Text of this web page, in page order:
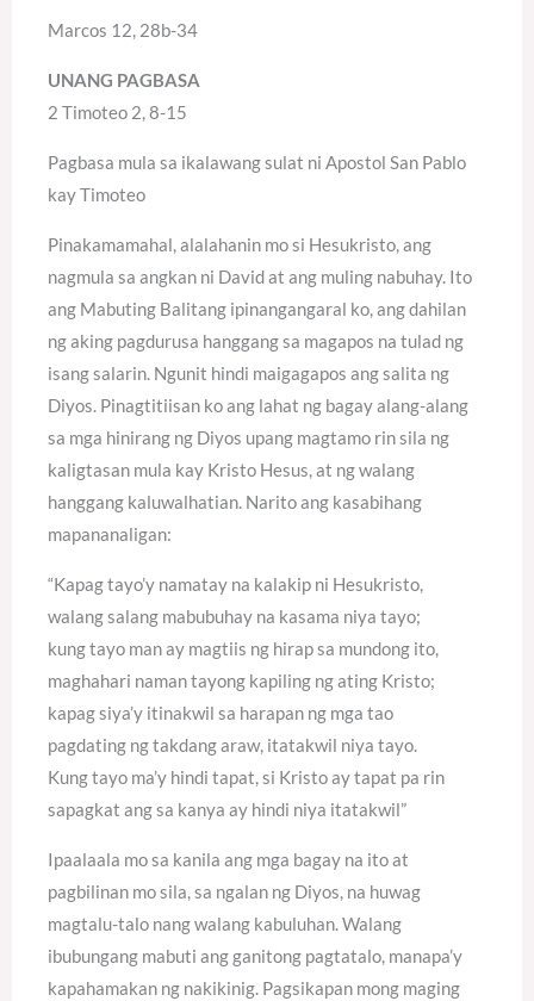
Marcos 12, 28b-34
UNANG PAGBASA
2 Timoteo 2, 8-15
Pagbasa mula sa ikalawang sulat ni Apostol San Pablo
kay Timoteo
Pinakamamahal, alalahanin mo si Hesukristo, ang
nagmula sa angkan ni David at ang muling nabuhay. Ito
ang Mabuting Balitang ipinangangaral ko, ang dahilan
ng aking pagdurusa hanggang sa magapos na tulad ng
isang salarin. Ngunit hindi maigagapos ang salita ng
Diyos. Pinagtitiisan ko ang lahat ng bagay alang-alang
sa mga hinirang ng Diyos upang magtamo rin sila ng
kaligtasan mula kay Kristo Hesus, at ng walang
hanggang kaluwalhatian. Narito ang kasabihang
mapananaligan:
“Kapag tayo’y namatay na kalakip ni Hesukristo,
walang salang mabubuhay na kasama niya tayo;
kung tayo man ay magtiis ng hirap sa mundong ito,
maghahari naman tayong kapiling ng ating Kristo;
kapag siya’y itinakwil sa harapan ng mga tao
pagdating ng takdang araw, itatakwil niya tayo.
Kung tayo ma’y hindi tapat, si Kristo ay tapat pa rin
sapagkat ang sa kanya ay hindi niya itatakwil”
Ipaalaala mo sa kanila ang mga bagay na ito at
pagbilinan mo sila, sa ngalan ng Diyos, na huwag
magtalu-talo nang walang kabuluhan. Walang
ibubungang mabuti ang ganitong pagtatalo, manapa’y
kapahamakan ng nakikinig. Pagsikapan mong maging